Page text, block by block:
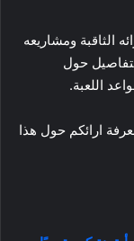
الثاقبة ومشاريعه
حول
اللعبة.
ارائكم حول هذا